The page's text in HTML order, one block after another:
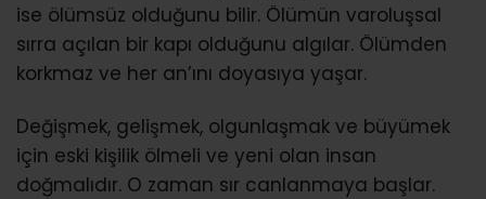
ise ölümsüz olduğunu bilir. Ölümün varoluşsal
sırra açılan bir kapı olduğunu algılar. Ölümden
korkmaz ve her an’ını doyasıya yaşar.
Değişmek, gelişmek, olgunlaşmak ve büyümek
için eski kişilik ölmeli ve yeni olan insan
doğmalıdır. O zaman sır canlanmaya başlar.